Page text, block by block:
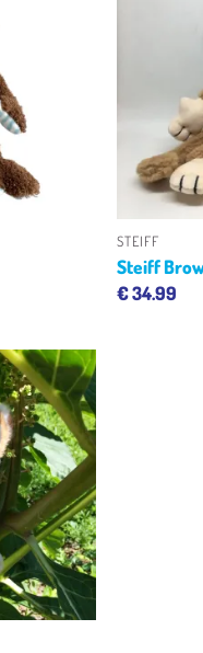
+
STEIFF
Steiff
€34.99
Toevoegen
aan
verlanglijst